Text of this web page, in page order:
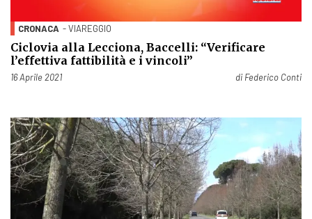
CRONACA - VIAREGGIO
Ciclovia alla Lecciona, Baccelli: “Verificare
l’effettiva fattibilità e i vincoli”
Pubblicato il
16 Aprile 2021 di Federico Conti